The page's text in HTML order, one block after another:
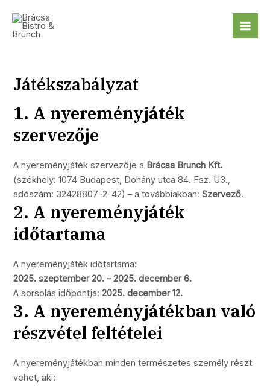
content
Játékszabályzat
1. A nyereményjáték
szervezője
A nyereményjáték szervezője a Brácsa Brunch Kft.
(székhely: 1074 Budapest, Dohány utca 84. Fsz. Ü3.,
adószám: 32428807-2-42) – a továbbiakban:Szervező.
2. A nyereményjáték
időtartama
A nyereményjáték időtartama:
2025. szeptember 20. – 2025. december 6.
A sorsolás időpontja:2025. december 12.
3. A nyereményjátékban való
részvétel feltételei
A nyereményjátékban minden természetes személy részt
vehet, aki: